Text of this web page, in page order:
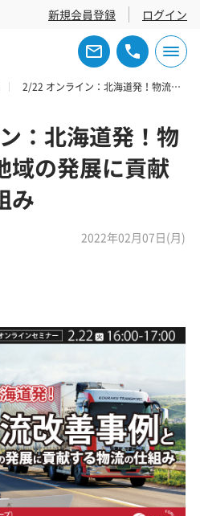
新規会員登録 ログイン
2/22 オンライン：北海道発！物流改善事例と地域の発展に貢献する物流の仕組み
：北海道発！物
域の発展に貢献
み
2022年02月07日(月)